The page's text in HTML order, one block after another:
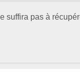
suffira pas à